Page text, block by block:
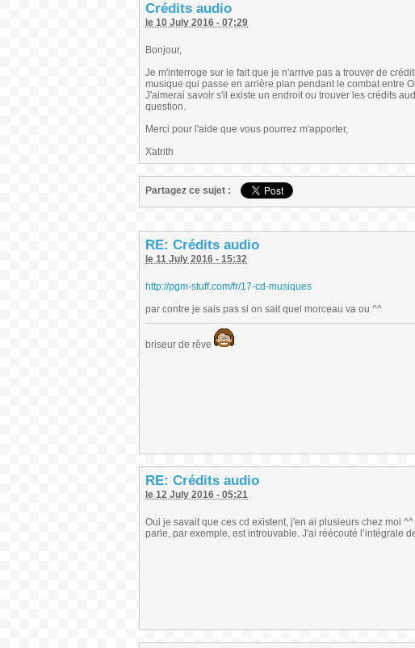
Crédits audio
le 10 July 2016 - 07:29
Bonjour,
Je m'interroge sur le fait que je n'arrive pas a trouver de
musique qui passe en arrière plan pendant le combat entre
J'aimerai savoir s'il existe un endroit ou trouver les crédits
question.
Merci pour l'aide que vous pourrez m'apporter,
Xatrith
Partagez ce sujet :
RE: Crédits audio
le 11 July 2016 - 15:32
http://pgm-stuff.com/fr/17-cd-musiques
par contre je sais pas si on sait quel morceau va ou ^^
briseur de rêve
RE: Crédits audio
le 12 July 2016 - 05:21
Oui je savait que ces cd existent, j'en ai plusieurs chez moi
parle, par exemple, est introuvable. J'ai réécouté l’intégrale